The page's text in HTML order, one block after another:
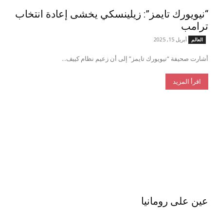
“نيويورك تايمز”: زيلينسكي يخشى إعادة انتخاب
ترامب
العالم أبريل 15, 2025
أشارت صحيفة “نيويورك تايمز” إلى أن زعيم نظام كييف...
اقرأ المزيد
عين على رومانيا